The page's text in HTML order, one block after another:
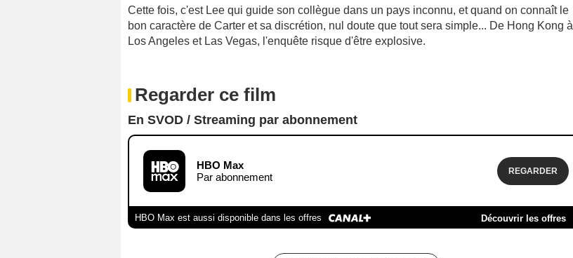
Cette fois, c'est Lee qui guide son collègue dans un pays inconnu, et quand on connaît le
bon caractère de Carter et sa discrétion, nul doute que tout sera simple... De Hong Kong à
Los Angeles et Las Vegas, l'enquête risque d'être explosive.
Regarder ce film
En SVOD / Streaming par abonnement
HBO Max
Par abonnement
REGARDER
HBO Max est aussi disponible dans les offres Découvrir les offres